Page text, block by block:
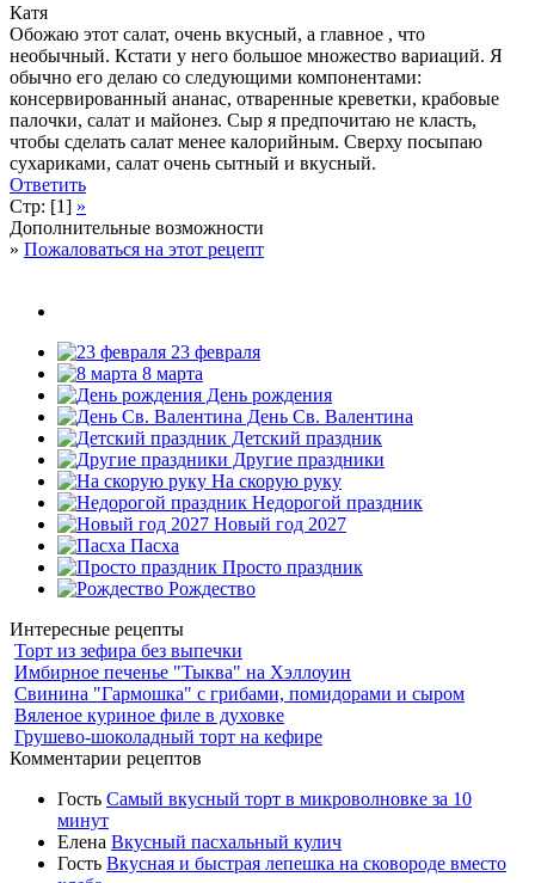
Катя
Обожаю этот салат, очень вкусный, а главное , что
необычный. Кстати у него большое множество вариаций. Я
обычно его делаю со следующими компонентами:
консервированный ананас, отваренные креветки, крабовые
палочки, салат и майонез. Сыр я предпочитаю не класть,
чтобы сделать салат менее калорийным. Сверху посыпаю
сухариками, салат очень сытный и вкусный.
Ответить
Стр: [1] »
Дополнительные возможности
» Пожаловаться на этот рецепт
23 февраля
8 марта
День рождения
День Св. Валентина
Детский праздник
Другие праздники
На скорую руку
Недорогой праздник
Новый год 2027
Пасха
Просто праздник
Рождество
Интересные рецепты
Торт из зефира без выпечки
Имбирное печенье "Тыква" на Хэллоуин
Свинина "Гармошка" с грибами, помидорами и сыром
Вяленое куриное филе в духовке
Грушево-шоколадный торт на кефире
Комментарии рецептов
Гость Самый вкусный торт в микроволновке за 10
минут
Елена Вкусный пасхальный кулич
Гость Вкусная и быстрая лепешка на сковороде вместо